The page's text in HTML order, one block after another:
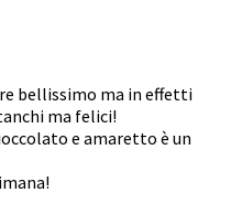
bellissimo ma in effetti
ma felici!
e amaretto è un